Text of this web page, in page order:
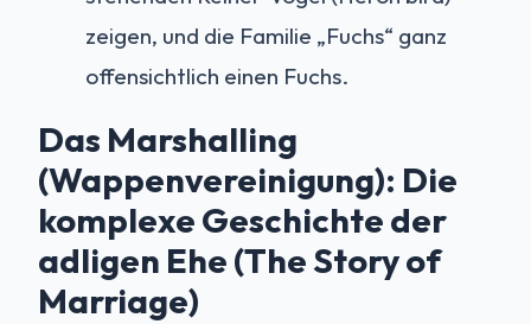
zeigen, und die Familie „Fuchs“ ganz
offensichtlich einen Fuchs.
Das Marshalling
(Wappenvereinigung): Die
komplexe Geschichte der
adligen Ehe (The Story of
Marriage)